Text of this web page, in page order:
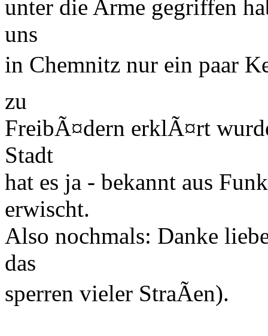
unter die Arme gegriffen
uns
in Chemnitz nur ein paar
zu
FreibÃ¤dern erklÃ¤rt
Stadt
hat es ja - bekannt aus
erwischt.
Also nochmals: Danke
das
sperren vieler StraÃen).